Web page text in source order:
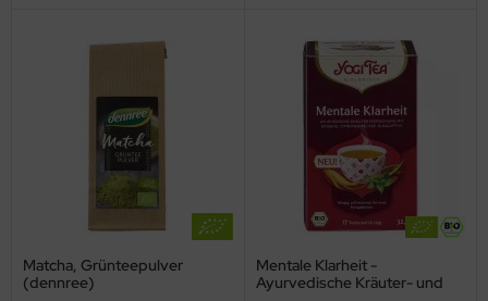
Matcha, Grünteepulver
(dennree)
Mentale Klarheit -
Ayurvedische Kräuter- und